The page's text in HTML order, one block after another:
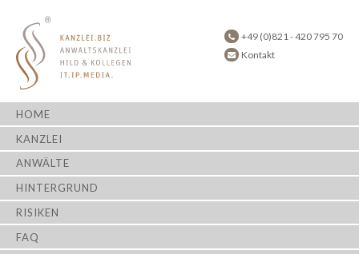
+49 (0)821 - 420 795 70
Kontakt
HOME
KANZLEI
ANWÄLTE
HINTERGRUND
RISIKEN
FAQ